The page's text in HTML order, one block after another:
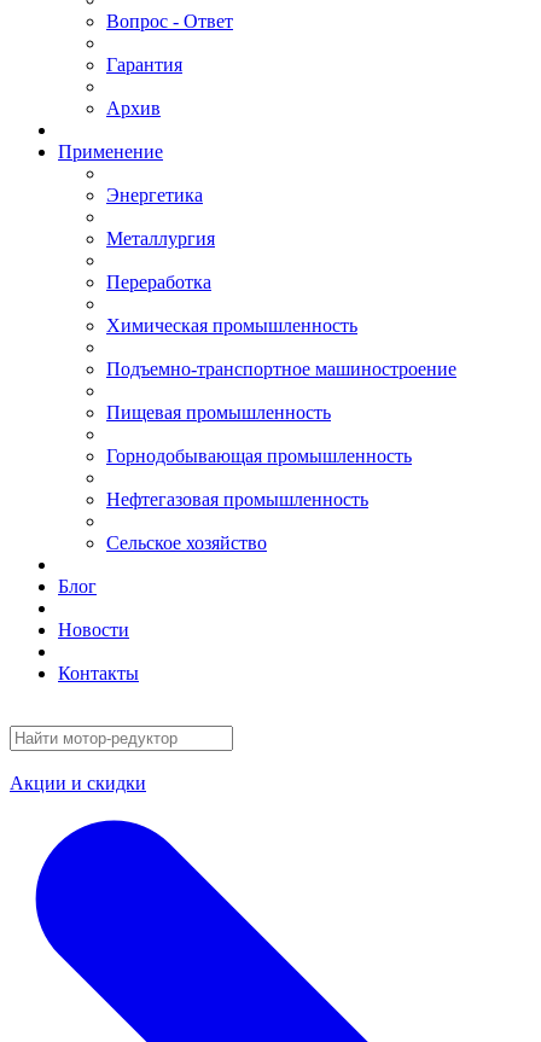
Вопрос - Ответ
Гарантия
Архив
Применение
Энергетика
Металлургия
Переработка
Химическая промышленность
Подъемно-транспортное машиностроение
Пищевая промышленность
Горнодобывающая промышленность
Нефтегазовая промышленность
Сельское хозяйство
Блог
Новости
Контакты
Акции и скидки